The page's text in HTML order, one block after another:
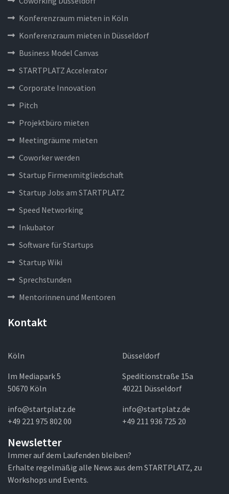
Konferenzraum mieten in Köln
Konferenzraum mieten in Düsseldorf
Business Model Canvas
STARTPLATZ Accelerator
Corporate Innovation
Pitch
Projektbüro mieten
Meetingräume mieten
Coworker werden
Startup Firmenmitgliedschaft
Startup Jobs am STARTPLATZ
Speed Networking
Inkubator
Software für Startups
Startup Wiki
Sprechstunden
Mentorinnen und Mentoren
Kontakt
Köln
Im Mediapark 5
50670 Köln
info@startplatz.de
+49 221 975 802 00
Düsseldorf
Speditionstraße 15a
40221 Düsseldorf
info@startplatz.de
+49 211 936 725 20
Newsletter
Immer auf dem Laufenden bleiben?
Erhalte regelmäßig alle News aus dem STARTPLATZ, zu
Workshops und Events.